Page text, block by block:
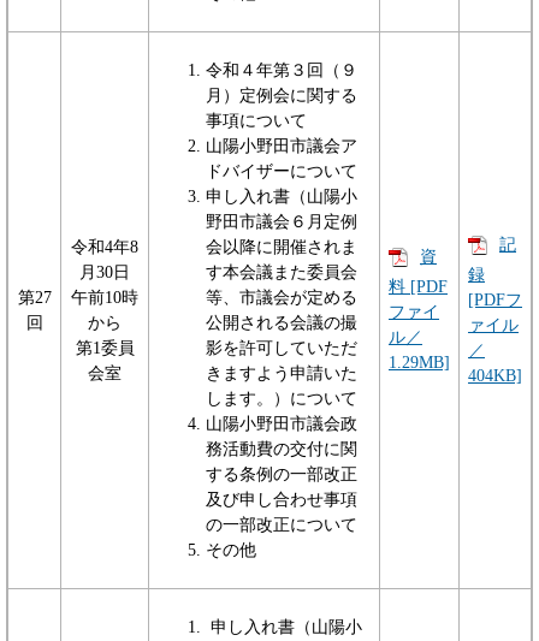
第27
回
令和4年8
月30日
午前10時
から
第1委員
会室
令和４年第３回（９
月）定例会に関する
事項について
山陽小野田市議会ア
ドバイザーについて
申し入れ書（山陽小
野田市議会６月定例
会以降に開催されま
す本会議また委員会
等、市議会が定める
公開される会議の撮
影を許可していただ
きますよう申請いた
します。）について
山陽小野田市議会政
務活動費の交付に関
する条例の一部改正
及び申し合わせ事項
の一部改正について
その他
資
料 [PDF
ファイ
ル／
1.29MB]
記
録
[PDFフ
ァイル
／
404KB]
申し入れ書（山陽小